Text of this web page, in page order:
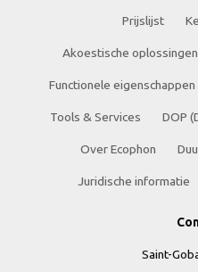
Prijslijst
Akoestische
Functionele eigenschappen
Tools & Services DOP
Over Ecophon
Juridische informatie
Saint-